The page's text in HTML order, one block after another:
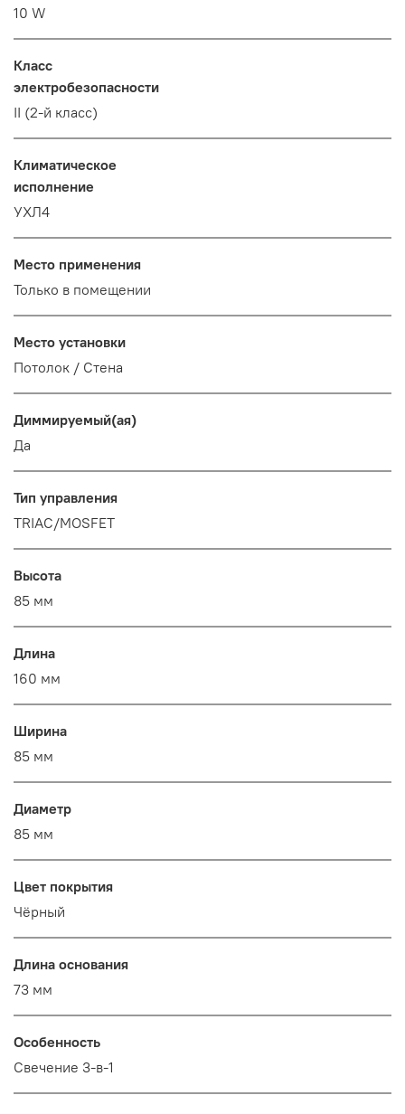
10 W
Класс
электробезопасности
II (2-й класс)
Климатическое
исполнение
УХЛ4
Место применения
Только в помещении
Место установки
Потолок / Cтена
Диммируемый(ая)
Да
Тип управления
TRIAC/MOSFET
Высота
85 мм
Длина
160 мм
Ширина
85 мм
Диаметр
85 мм
Цвет покрытия
Чёрный
Длина основания
73 мм
Особенность
Свечение 3-в-1